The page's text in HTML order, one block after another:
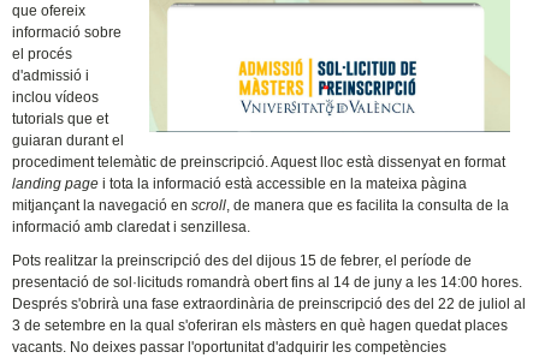
que ofereix
informació sobre
el procés
d'admissió i
inclou vídeos
tutorials que et
guiaran durant el
procediment telemàtic de preinscripció. Aquest lloc està dissenyat en format
landing page i tota la informació està accessible en la mateixa pàgina
mitjançant la navegació en scroll, de manera que es facilita la consulta de la
informació amb claredat i senzillesa.
Pots realitzar la preinscripció des del dijous 15 de febrer, el període de
presentació de sol·licituds romandrà obert fins al 14 de juny a les 14:00 hores.
Després s'obrirà una fase extraordinària de preinscripció des del 22 de juliol al
3 de setembre en la qual s'oferiran els màsters en què hagen quedat places
vacants. No deixes passar l'oportunitat d'adquirir les competències